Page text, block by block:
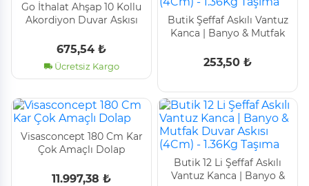
Go İthalat Ahşap 10 Kollu
Akordi̇yon Duvar Askısı
675,54 ₺
Ücretsiz Kargo
Buti̇k Şeffaf Askılı Vantuz
Kanca | Banyo & Mutfak
1.36Kg Taşıma
253,50 ₺
Vi̇sasconcept 180 Cm Kar
Çok Amaçlı Dolap
11.997,38 ₺
Buti̇k 12 Li̇ Şeffaf Askılı
Vantuz Kanca | Banyo &